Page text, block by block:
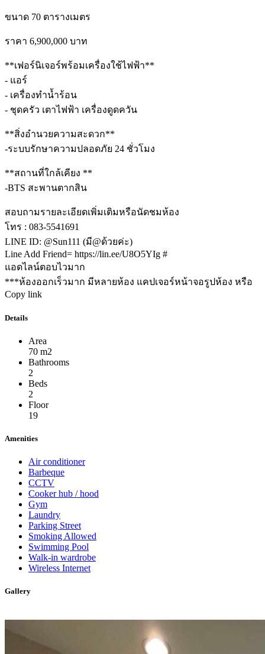
ขนาด 70 ตารางเมตร
ราคา 6,900,000 บาท
**เฟอร์นิเจอร์พร้อมเครื่องใช้ไฟฟ้า**
- แอร์
- เครื่องทำน้ำร้อน
- ชุดครัว เตาไฟฟ้า เครื่องดูดควัน
**สิ่งอำนวยความสะดวก**
-ระบบรักษาความปลอดภัย 24 ชั่วโมง
**สถานที่ใกล้เคียง **
-BTS สะพานตากสิน
สอบถามรายละเอียดเพิ่มเติมหรือนัดชมห้อง
โทร : 083-5541691
LINE ID: @Sun111 (มี@ด้วยค่ะ)
Line Add Friend= https://lin.ee/U8O5YIg #
แอดไลน์ตอบไวมาก
***ห้องออกเร็วมาก มีหลายห้อง แคปเจอร์หน้าจอรูปห้อง หรือ
Copy link
Details
Area
70 m2
Bathrooms
2
Beds
2
Floor
19
Amenities
Air conditioner
Barbeque
CCTV
Cooker hub / hood
Gym
Laundry
Parking Street
Smoking Allowed
Swimming Pool
Walk-in wardrobe
Wireless Internet
Gallery